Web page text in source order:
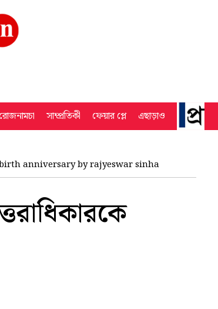
সাম্প্রতিকী ফেয়ার প্লে এছাড়াও
anniversary by rajyeswar sinha